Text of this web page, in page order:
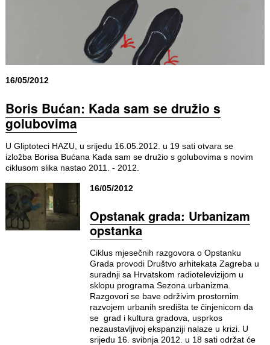
16/05/2012
Boris Bućan: Kada sam se družio s
golubovima
U Gliptoteci HAZU, u srijedu 16.05.2012. u 19 sati otvara se
izložba Borisa Bućana Kada sam se družio s golubovima s novim
ciklusom slika nastao 2011. - 2012.
16/05/2012
Opstanak grada: Urbanizam
opstanka
Ciklus mjesečnih razgovora o Opstanku
Grada provodi Društvo arhitekata Zagreba u
suradnji sa Hrvatskom radiotelevizijom u
sklopu programa Sezona urbanizma.
Razgovori se bave održivim prostornim
razvojem urbanih središta te činjenicom da
se grad i kultura gradova, usprkos
nezaustavljivoj ekspanziji nalaze u krizi. U
srijedu 16. svibnja 2012. u 18 sati održat će